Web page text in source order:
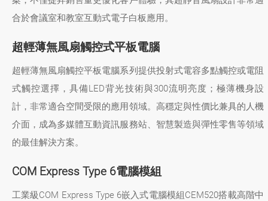
合於會議室和教室互動式電子白板應用。
超輕薄無風扇觸控式平板電腦
超輕薄無風扇觸控平板電腦系列提供投射式電容多點觸控或電阻
式觸控選擇，具備LED背光技術與300流明亮度；極薄機身設
計，非常適合空間受限的應用領域。高穩定與性價比兼具的人機
介面，成為多媒體互動資訊服務站、智慧製造與彈性零售等領域
的最佳解決方案。
COM Express Type 6電腦模組
工業級COM Express Type 6嵌入式電腦模組CEM520搭載高階中